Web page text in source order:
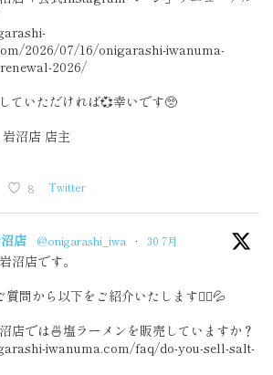
2026/07/16/onigarashi-iwanuma-
2026/
ていただければ💞幸いです🥺
沼店 店主
8 Twitter
店 @onigarashi_iwa · 30 7月
沼店です。
質問から以下をご紹介いたします🙇‍♂️💦
店では🍜塩ラーメンを販売していますか？
iwanuma.com/faq/do-you-sell-salt-